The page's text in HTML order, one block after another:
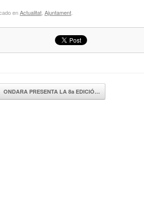
enActualitat Ajuntament
de artículos
ONDARA PRESENTA LA 8a EDICIÓ…